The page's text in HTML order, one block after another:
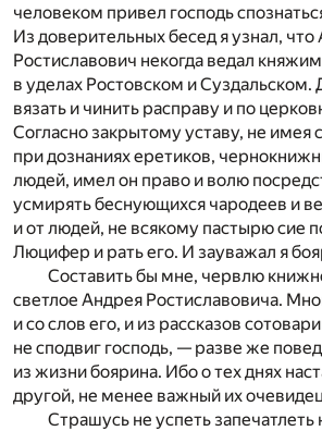
человеком привел господь
Из доверительных бесед я узнал,
Ростиславович некогда ведал
в уделах Ростовском и Суздальском.
вязать и чинить расправу и по
Согласно закрытому уставу, не имея
при дознаниях еретиков,
людей, имел он право и волю
усмирять беснующихся чародеев и
и от людей, не всякому пастырю сие
Люцифер и рать его. И зауважал я
Составить бы мне, червлю
светлое Андрея Ростиславовича.
и со слов его, и из рассказов
не сподвиг господь, — разве же
из жизни боярина. Ибо о тех днях
другой, не менее важный их
Страшусь не успеть запечатлеть